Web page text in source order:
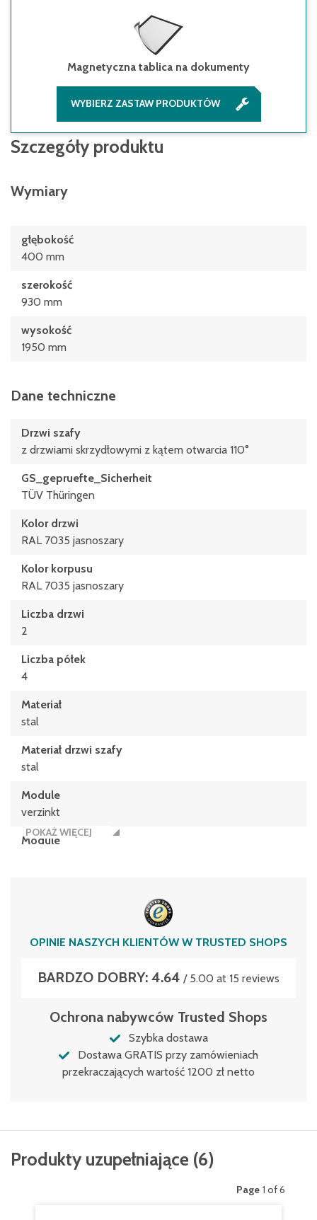
Magnetyczna tablica na dokumenty
WYBIERZ ZASTAW PRODUKTÓW
Szczegóły produktu
Wymiary
głębokość
400 mm
szerokość
930 mm
wysokość
1950 mm
Dane techniczne
Drzwi szafy
z drzwiami skrzydłowymi z kątem otwarcia 110°
GS_gepruefte_Sicherheit
TÜV Thüringen
Kolor drzwi
RAL 7035 jasnoszary
Kolor korpusu
RAL 7035 jasnoszary
Liczba drzwi
2
Liczba półek
4
Materiał
stal
Materiał drzwi szafy
stal
Module
verzinkt
Module
13-T003861
Zamek
Zamknięcie
Zamek bębenkowy z 2 kluczami
POKAŻ WIĘCEJ
OPINIE NASZYCH KLIENTÓW W TRUSTED SHOPS
BARDZO DOBRY: 4.64 / 5.00 at 15 reviews
Ochrona nabywców Trusted Shops
Szybka dostawa
Dostawa GRATIS przy zamówieniach
przekraczających wartość 1200 zł netto
Produkty uzupełniające (6)
Page 1 of 6